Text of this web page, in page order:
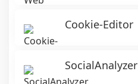
Cookie-Editor
SocialAnalyzer